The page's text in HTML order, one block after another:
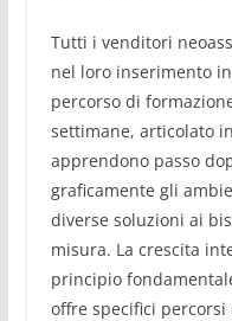
Tutti i venditori
nel loro inserimento
percorso di
settimane, articolato
apprendono passo
graficamente gli
diverse soluzioni ai
misura. La crescita
principio
offre specifici